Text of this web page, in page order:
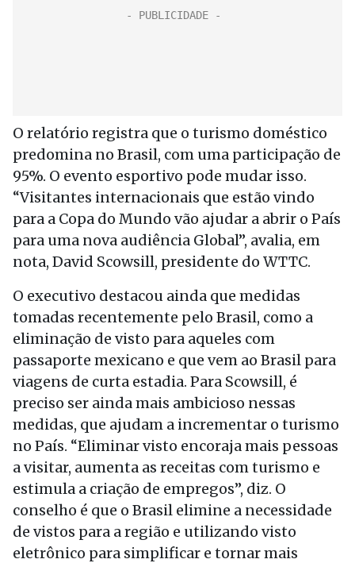
O relatório registra que o turismo doméstico
predomina no Brasil, com uma participação de
95%. O evento esportivo pode mudar isso.
“Visitantes internacionais que estão vindo
para a Copa do Mundo vão ajudar a abrir o País
para uma nova audiência Global”, avalia, em
nota, David Scowsill, presidente do WTTC.
O executivo destacou ainda que medidas
tomadas recentemente pelo Brasil, como a
eliminação de visto para aqueles com
passaporte mexicano e que vem ao Brasil para
viagens de curta estadia. Para Scowsill, é
preciso ser ainda mais ambicioso nessas
medidas, que ajudam a incrementar o turismo
no País. “Eliminar visto encoraja mais pessoas
a visitar, aumenta as receitas com turismo e
estimula a criação de empregos”, diz. O
conselho é que o Brasil elimine a necessidade
de vistos para a região e utilizando visto
eletrônico para simplificar e tornar mais